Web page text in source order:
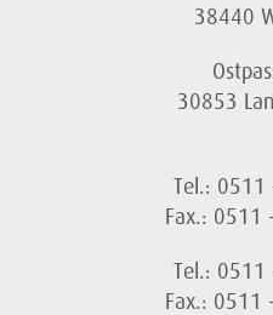
38440
30853
Tel.:
Fax.: 0511
Tel.:
Fax.: 0511